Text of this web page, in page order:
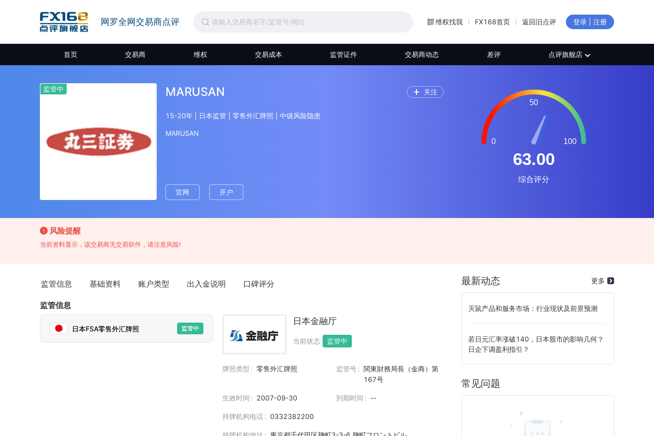
网罗全网交易商点评 维权找我 FX168首页 返回旧点评 登录 | 注册
首页 交易商 维权 交易成本 监管证件 交易商动态 差评 点评旗舰店
监管中 MARUSAN 关注
15-20年 | 日本监管 | 零售外汇牌照 | 中级风险隐患
MARUSAN
官网 开户
风险提醒
当前资料显示，该交易商无交易软件，请注意风险!
监管信息 基础资料 账户类型 出入金说明 口碑评分
监管信息
日本FSA零售外汇牌照 监管中
日本金融厅
当前状态 监管中
牌照类型 零售外汇牌照 监管号
関東財務局長（金商）第
167号
生效时间 2007-09-30 到期时间 --
持牌机构电话 0332382200
最新动态 更多
灭鼠产品和服务市场：行业现状及前景预测
若日元汇率涨破140，日本股市的影响几何？
日企下调盈利指引？
常见问题